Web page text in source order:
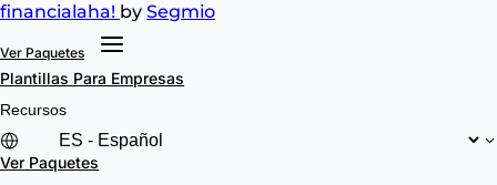
financialaha! by Segmio
Ver Paquetes
Plantillas Para Empresas
Recursos
Ver Paquetes